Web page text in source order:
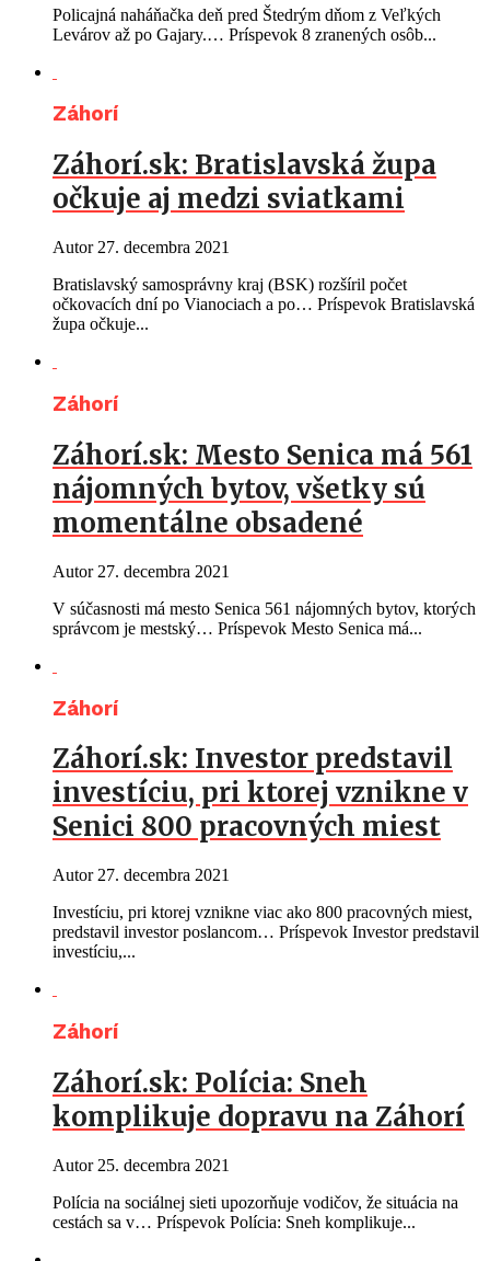
Policajná naháňačka deň pred Štedrým dňom z Veľkých
Levárov až po Gajary.… Príspevok 8 zranených osôb...
Záhorí
Záhorí.sk: Bratislavská župa
očkuje aj medzi sviatkami
Autor 27. decembra 2021
Bratislavský samosprávny kraj (BSK) rozšíril počet
očkovacích dní po Vianociach a po… Príspevok Bratislavská
župa očkuje...
Záhorí
Záhorí.sk: Mesto Senica má 561
nájomných bytov, všetky sú
momentálne obsadené
Autor 27. decembra 2021
V súčasnosti má mesto Senica 561 nájomných bytov, ktorých
správcom je mestský… Príspevok Mesto Senica má...
Záhorí
Záhorí.sk: Investor predstavil
investíciu, pri ktorej vznikne v
Senici 800 pracovných miest
Autor 27. decembra 2021
Investíciu, pri ktorej vznikne viac ako 800 pracovných miest,
predstavil investor poslancom… Príspevok Investor predstavil
investíciu,...
Záhorí
Záhorí.sk: Polícia: Sneh
komplikuje dopravu na Záhorí
Autor 25. decembra 2021
Polícia na sociálnej sieti upozorňuje vodičov, že situácia na
cestách sa v… Príspevok Polícia: Sneh komplikuje...